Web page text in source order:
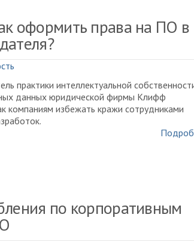
оформить права на ПО в
практики интеллектуальной
данных юридической фирмы Клифф
компаниям избежать кражи сотрудниками
по корпоративным